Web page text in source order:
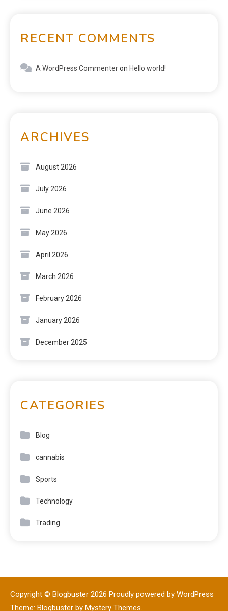
RECENT COMMENTS
A WordPress Commenteron Hello world!
ARCHIVES
August 2026
July 2026
June 2026
May 2026
April 2026
March 2026
February 2026
January 2026
December 2025
CATEGORIES
Blog
cannabis
Sports
Technology
Trading
Copyright © Blogbuster 2026 Proudly powered by WordPress
Theme: Blogbuster by Mystery Themes